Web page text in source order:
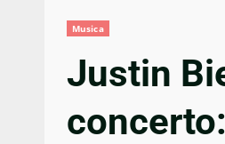
Musica
Justin